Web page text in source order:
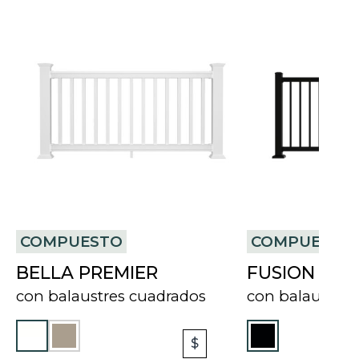
COMPUESTO
BELLA PREMIER
con balaustres cuadrados
R
$
COMPUESTO
FUSION
con